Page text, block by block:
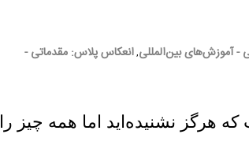
- آموزش‌های بین‌المللی,انعکاس پلاس: مقدماتی -
هرگز نشنیده‌اید اما همه چیز را